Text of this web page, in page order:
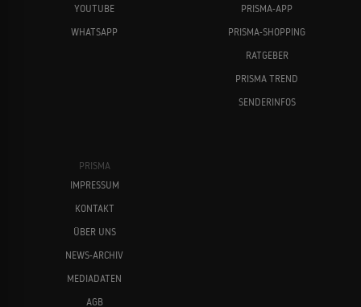
YOUTUBE
WHATSAPP
PRISMA-APP
PRISMA-SHOPPING
RATGEBER
PRISMA TREND
SENDERINFOS
PRISMA
IMPRESSUM
KONTAKT
ÜBER UNS
NEWS-ARCHIV
MEDIADATEN
AGB